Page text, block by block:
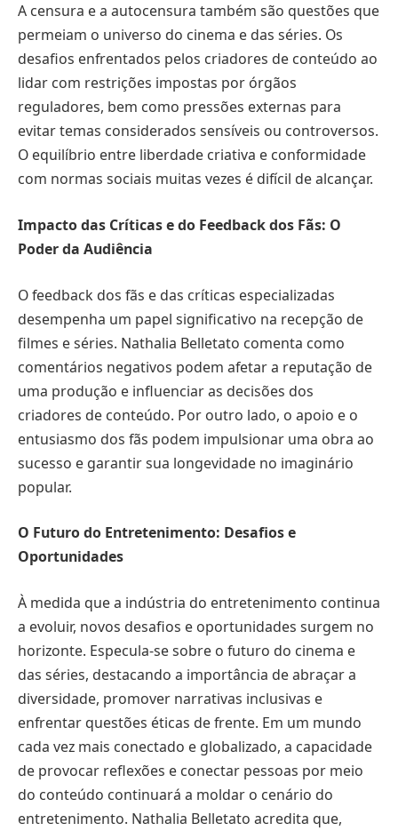
A censura e a autocensura também são questões que
permeiam o universo do cinema e das séries. Os
desafios enfrentados pelos criadores de conteúdo ao
lidar com restrições impostas por órgãos
reguladores, bem como pressões externas para
evitar temas considerados sensíveis ou controversos.
O equilíbrio entre liberdade criativa e conformidade
com normas sociais muitas vezes é difícil de alcançar.
Impacto das Críticas e do Feedback dos Fãs: O
Poder da Audiência
O feedback dos fãs e das críticas especializadas
desempenha um papel significativo na recepção de
filmes e séries. Nathalia Belletato comenta como
comentários negativos podem afetar a reputação de
uma produção e influenciar as decisões dos
criadores de conteúdo. Por outro lado, o apoio e o
entusiasmo dos fãs podem impulsionar uma obra ao
sucesso e garantir sua longevidade no imaginário
popular.
O Futuro do Entretenimento: Desafios e
Oportunidades
À medida que a indústria do entretenimento continua
a evoluir, novos desafios e oportunidades surgem no
horizonte. Especula-se sobre o futuro do cinema e
das séries, destacando a importância de abraçar a
diversidade, promover narrativas inclusivas e
enfrentar questões éticas de frente. Em um mundo
cada vez mais conectado e globalizado, a capacidade
de provocar reflexões e conectar pessoas por meio
do conteúdo continuará a moldar o cenário do
entretenimento. Nathalia Belletato acredita que,